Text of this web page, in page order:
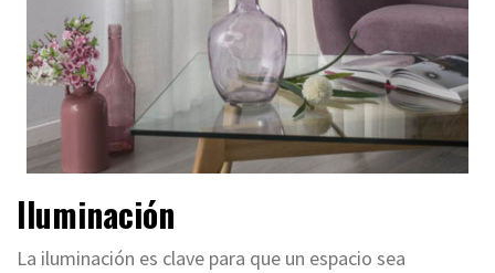
Iluminación
La iluminación es clave para que un espacio sea